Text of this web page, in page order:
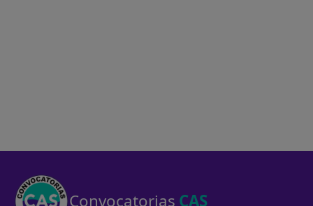
Convocatorias CAS